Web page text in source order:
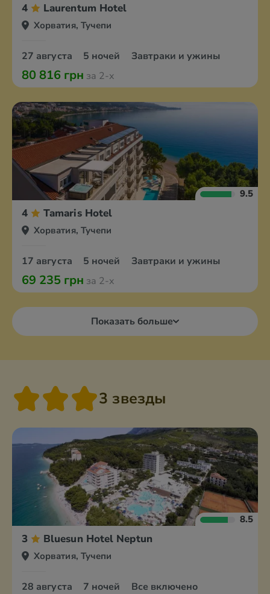
4 Laurentum Hotel
Хорватия, Тучепи
27 августа 5 ночей Завтраки и ужины
80 816 грн за 2-х
9.5
4 Tamaris Hotel
Хорватия, Тучепи
17 августа 5 ночей Завтраки и ужины
69 235 грн за 2-х
Показать больше
3 звезды
8.5
3 Bluesun Hotel Neptun
Хорватия, Тучепи
28 августа 7 ночей Все включено